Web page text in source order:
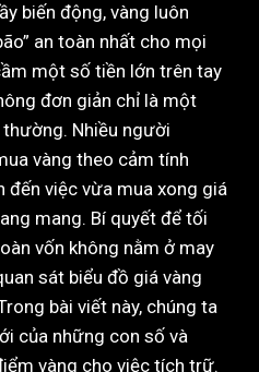
biến động, vàng luôn
an toàn nhất cho mọi
một số tiền lớn trên tay
đơn giản chỉ là một
Nhiều người
vàng theo cảm tính
đến việc vừa mua xong giá
mang. Bí quyết để tối
vốn không nằm ở may
sát biểu đồ giá vàng
bài viết này, chúng ta
của những con số và
vàng cho việc tích trữ.